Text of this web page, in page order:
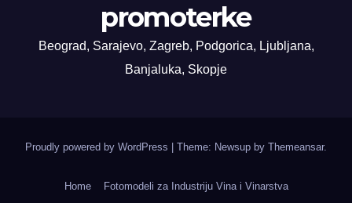
promoterke
Beograd, Sarajevo, Zagreb, Podgorica, Ljubljana,
Banjaluka, Skopje
Proudly powered by WordPress Theme: Newsup by Themeansar.
Home Fotomodeli za Industriju Vina i Vinarstva